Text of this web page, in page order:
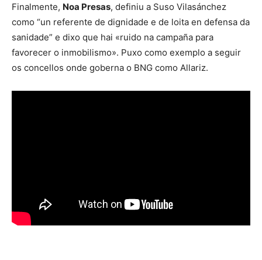
Finalmente, Noa Presas, definiu a Suso Vilasánchez
como “un referente de dignidade e de loita en defensa da
sanidade” e dixo que hai «ruido na campaña para
favorecer o inmobilismo». Puxo como exemplo a seguir
os concellos onde goberna o BNG como Allariz.